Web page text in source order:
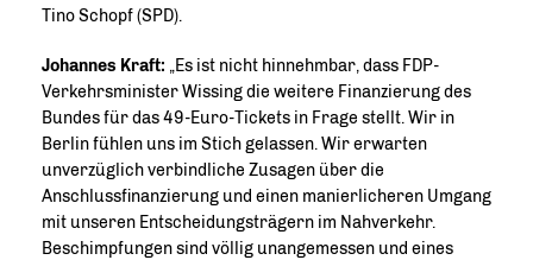
Tino Schopf (SPD).
Johannes Kraft: Es ist nicht hinnehmbar, dass FDP-
Verkehrsminister Wissing die weitere Finanzierung des
Bundes für das 49-Euro-Tickets in Frage stellt. Wir in
Berlin fühlen uns im Stich gelassen. Wir erwarten
unverzüglich verbindliche Zusagen über die
Anschlussfinanzierung und einen manierlicheren Umgang
mit unseren Entscheidungsträgern im Nahverkehr.
Beschimpfungen sind völlig unangemessen und eines